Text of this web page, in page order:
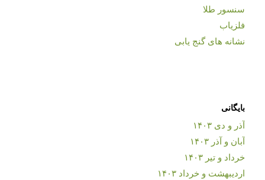
سنسور طلا
فلزیاب
نشانه های گنج یابی
بایگانی
آذر و دی ۱۴۰۳
آبان و آذر ۱۴۰۳
خرداد و تیر ۱۴۰۳
اردیبهشت و خرداد ۱۴۰۳